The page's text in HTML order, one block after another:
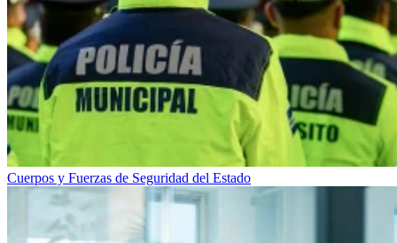
Cuerpos y Fuerzas de Seguridad del Estado